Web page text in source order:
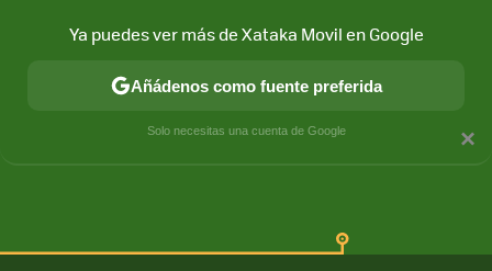
×
Ya puedes ver más de Xataka Movil en Google
Añádenos como fuente preferida
Solo necesitas una cuenta de Google